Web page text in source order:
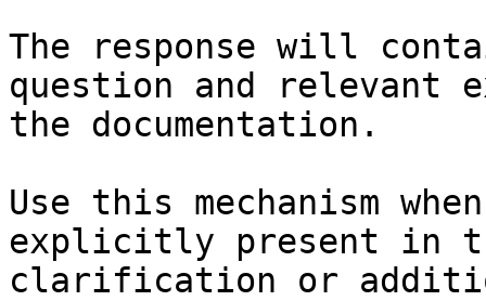
The response will
question and relevant
the documentation.
Use this mechanism
explicitly present in
clarification or